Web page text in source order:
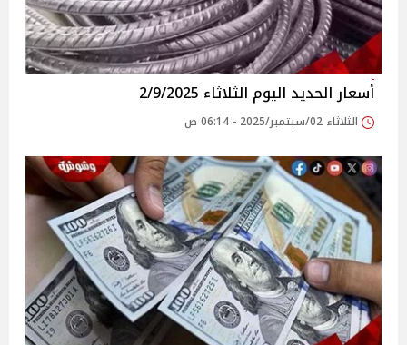
أسعار الحديد اليوم الثلاثاء 2/9/2025
الثلاثاء 02/سبتمبر/2025 - 06:14 ص